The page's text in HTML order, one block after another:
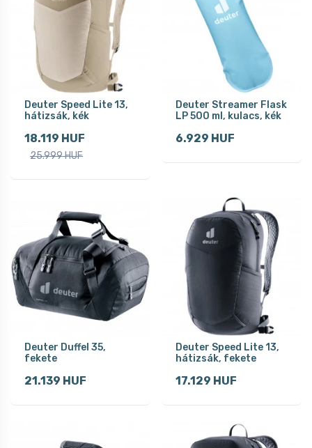
Deuter Speed Lite 13,
hátizsák, kék
18.119 HUF
25.999 HUF
Deuter Streamer Flask
LP 500 ml, kulacs, kék
6.929 HUF
Deuter Duffel 35,
fekete
21.139 HUF
Deuter Speed Lite 13,
hátizsák, fekete
17.129 HUF